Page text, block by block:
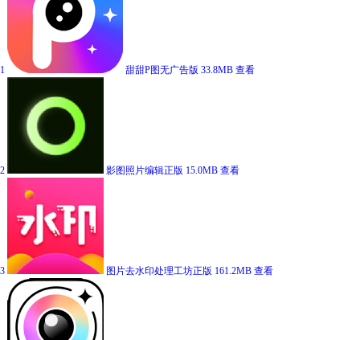
1 甜甜P图无广告版 33.8MB 查看
2 影图照片编辑正版 15.0MB 查看
3 图片去水印处理工坊正版 161.2MB 查看